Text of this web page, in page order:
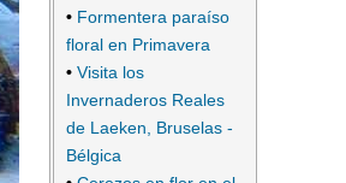
• Formentera paraíso
floral en Primavera
• Visita los
Invernaderos Reales
de Laeken, Bruselas -
Bélgica